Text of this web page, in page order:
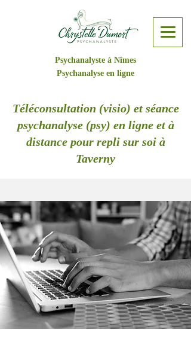
Psychanalyste à Nîmes
Psychanalyse en ligne
Téléconsultation (visio) et séance
psychanalyse (psy) en ligne et à
distance pour repli sur soi à
Taverny